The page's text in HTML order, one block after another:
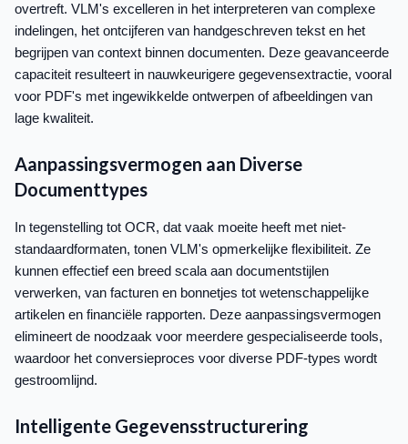
overtreft. VLM's excelleren in het interpreteren van complexe
indelingen, het ontcijferen van handgeschreven tekst en het
begrijpen van context binnen documenten. Deze geavanceerde
capaciteit resulteert in nauwkeurigere gegevensextractie, vooral
voor PDF's met ingewikkelde ontwerpen of afbeeldingen van
lage kwaliteit.
Aanpassingsvermogen aan Diverse
Documenttypes
In tegenstelling tot OCR, dat vaak moeite heeft met niet-
standaardformaten, tonen VLM's opmerkelijke flexibiliteit. Ze
kunnen effectief een breed scala aan documentstijlen
verwerken, van facturen en bonnetjes tot wetenschappelijke
artikelen en financiële rapporten. Deze aanpassingsvermogen
elimineert de noodzaak voor meerdere gespecialiseerde tools,
waardoor het conversieproces voor diverse PDF-types wordt
gestroomlijnd.
Intelligente Gegevensstructurering